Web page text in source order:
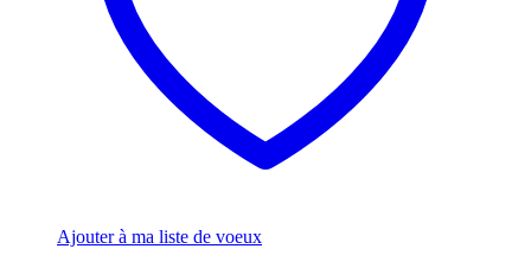
Ajouter à ma liste de voeux